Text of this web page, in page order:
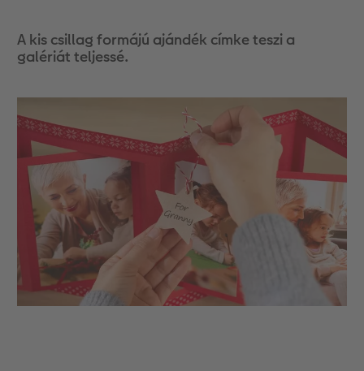
A kis csillag formájú ajándék címke teszi a
galériát teljessé.